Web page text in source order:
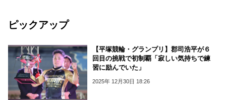
ピックアップ
【平塚競輪・グランプリ】郡司浩平が６
回目の挑戦で初制覇「寂しい気持ちで練
習に励んでいた」
2025年 12月30日 18:26